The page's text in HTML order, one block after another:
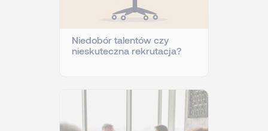
Niedobór talentów czy
nieskuteczna rekrutacja?